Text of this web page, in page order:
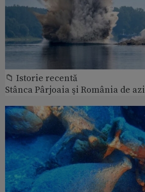
📁 Istorie recentă
Stânca Pârjoaia şi România de azi